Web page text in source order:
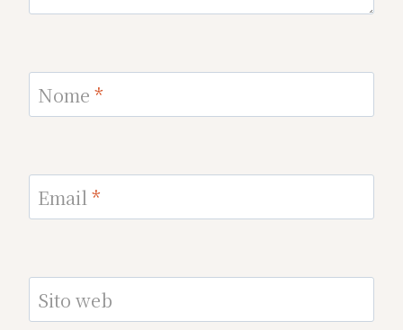
Nome *
Email*
Sito web